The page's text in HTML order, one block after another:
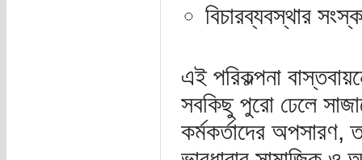
বিচারব্যবস্থার
এই পরিকল্পনা
সবকিছু পুরো ঢেলে
কর্মকর্তাদের অপসারণ,